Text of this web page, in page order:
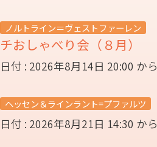
ノルトライン＝ヴェストファーレン
チおしゃべり会（８月）
日付 : 2026年8月14日 20:00 から
ヘッセン＆ラインラント=プファルツ
日付 : 2026年8月21日 14:30 から